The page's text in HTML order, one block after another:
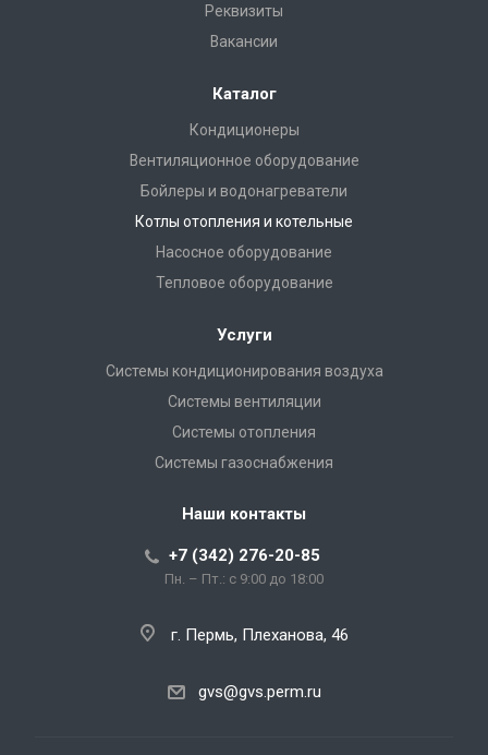
Реквизиты
Вакансии
Каталог
Кондиционеры
Вентиляционное оборудование
Бойлеры и водонагреватели
Котлы отопления и котельные
Насосное оборудование
Тепловое оборудование
Услуги
Системы кондиционирования воздуха
Системы вентиляции
Системы отопления
Системы газоснабжения
Наши контакты
+7 (342) 276-20-85
Пн. – Пт.: с 9:00 до 18:00
г. Пермь, Плеханова, 46
gvs@gvs.perm.ru